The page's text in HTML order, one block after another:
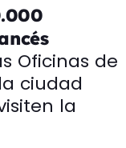
Oficinas de
ciudad
la